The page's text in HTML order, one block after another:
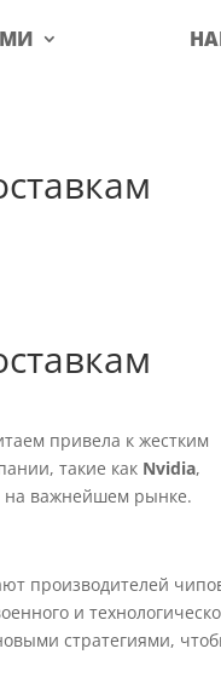
привела к жестким
такие как Nvidia,
на важнейшем рынке.
производителей
и
стратегиями,